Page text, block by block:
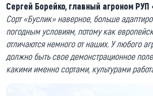
Сергей Борейко, главный агроном
Сорт «Буслик» наверное, больше
погодным условиям, потому как
отличаются немного от наших. У любого
должно быть свое демонстрационное
какими именно сортами, культурами